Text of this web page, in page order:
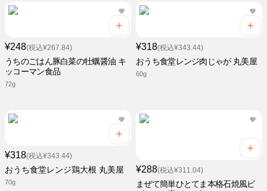
¥248(税込¥267.84)
うちのごはん豚白菜の牡蠣醤油 キ
ッコーマン食品
72g
¥318(税込¥343.44)
おうち食堂レンジ肉じゃが 丸美屋
60g
¥318(税込¥343.44)
おうち食堂レンジ鶏大根 丸美屋
70g
¥288(税込¥311.04)
まぜて簡単ひとてま本格石焼風ビ